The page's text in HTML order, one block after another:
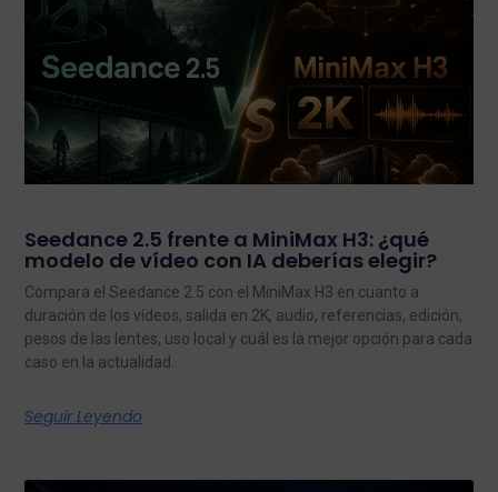
Seedance 2.5 frente a MiniMax H3: ¿qué
modelo de vídeo con IA deberías elegir?
Compara el Seedance 2.5 con el MiniMax H3 en cuanto a
duración de los vídeos, salida en 2K, audio, referencias, edición,
pesos de las lentes, uso local y cuál es la mejor opción para cada
caso en la actualidad.
Seguir Leyendo